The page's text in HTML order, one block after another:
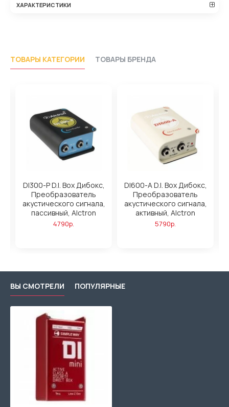
ХАРАКТЕРИСТИКИ
ТОВАРЫ КАТЕГОРИИ ТОВАРЫ БРЕНДА
DI300-P D.I. Box Дибокс,
Преобразователь
акустического сигнала,
пассивный, Alctron
4790р.
DI600-A D.I. Box Дибокс,
Преобразователь
акустического сигнала,
активный, Alctron
5790р.
ВЫ СМОТРЕЛИ ПОПУЛЯРНЫЕ